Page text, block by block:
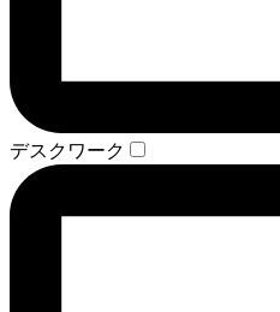
デスクワーク